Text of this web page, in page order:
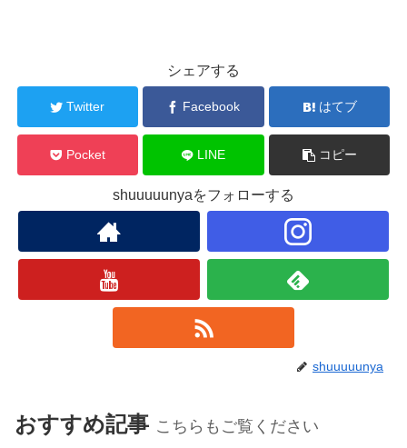
シェアする
Twitter Facebook はてブ
Pocket LINE コピー
shuuuuunyaをフォローする
shuuuuunya
おすすめ記事 こちらもご覧ください